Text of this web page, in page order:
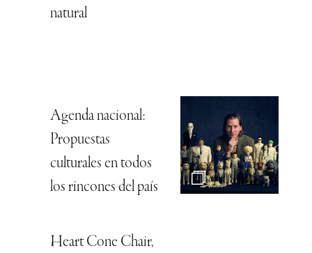
natural
Agenda nacional:
Propuestas
culturales en todos
los rincones del país
Heart Cone Chair,